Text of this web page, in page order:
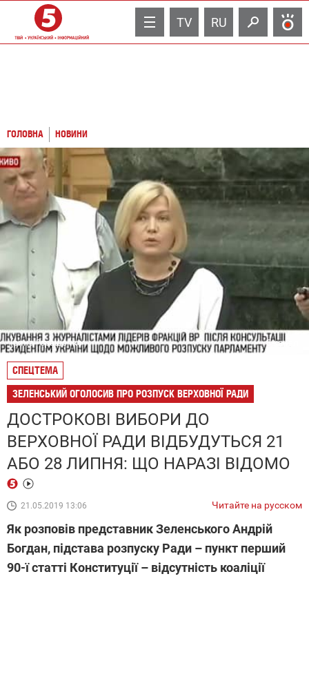
TV RU
ГОЛОВНА НОВИНИ
Ірина Геращенко 5 канал
СПЕЦТЕМА
ЗЕЛЕНСЬКИЙ ОГОЛОСИВ ПРО РОЗПУСК ВЕРХОВНОЇ РАДИ
ДОСТРОКОВІ ВИБОРИ ДО
ВЕРХОВНОЇ РАДИ ВІДБУДУТЬСЯ 21
АБО 28 ЛИПНЯ: ЩО НАРАЗІ ВІДОМО
21.05.2019 13:06 Читайте на русском
Як розповів представник Зеленського Андрій
Богдан, підстава розпуску Ради – пункт перший
90-ї статті Конституції – відсутність коаліції